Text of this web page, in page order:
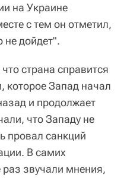
на Украине
с тем он отметил,
не дойдет".
страна справится
которое Запад начал
и продолжает
что Западу не
провал санкций
В самих
раз звучали мнения,